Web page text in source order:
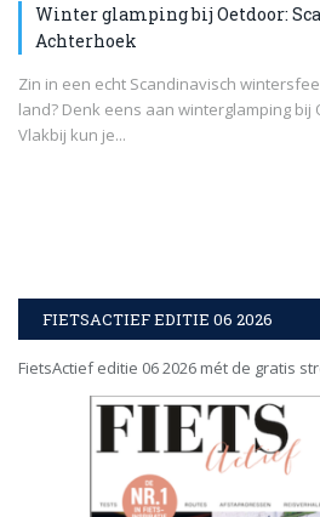
Winter glamping bij Oetdoor:
Achterhoek
Zin in een echt Scandinavisch
land? Denk eens aan winterglamping bij
Vlakbij kun je...
FIETSACTIEF EDITIE 06 2026
FietsActief editie 06 2026 mét de gratis